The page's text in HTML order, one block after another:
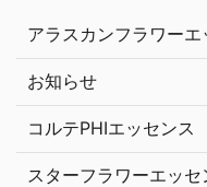
アラスカンフラワーエ
お知らせ
コルテPHIエッセンス
スターフラワーエッセ